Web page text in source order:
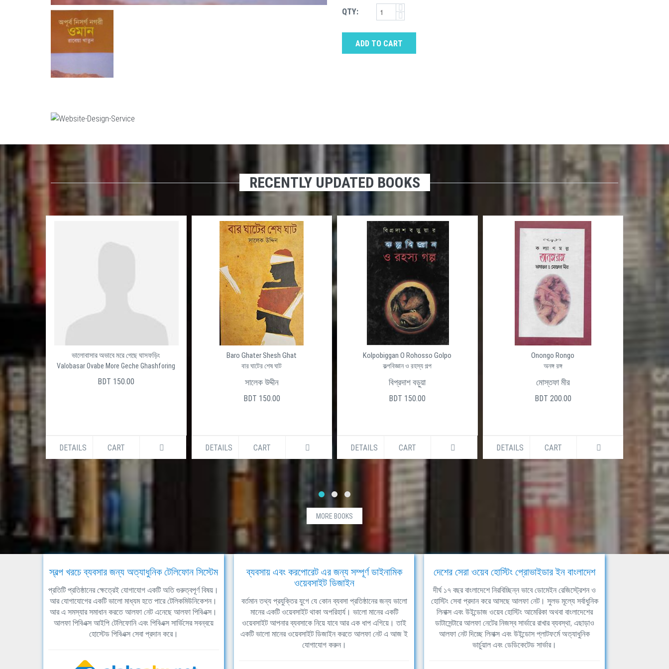
QTY:
ADD TO CART
RECENTLY UPDATED BOOKS
ভালোবাসার অভাবে মরে গেছে ঘাসফড়িং
Valobasar Ovabe More Geche Ghashforing
BDT 150.00
DETAILS CART
Baro Ghater Shesh Ghat
বার ঘাটের শেষ ঘাট
সালেক উদ্দীন
BDT 150.00
DETAILS CART
Kolpobiggan O Rohosso Golpo
কল্পবিজ্ঞান ও রহস্য গল্প
বিপ্রদাশ বড়ুয়া
BDT 150.00
DETAILS CART
Onongo Rongo
অনঙ্গ রঙ্গ
মোস্তফা মীর
BDT 200.00
DETAILS CART DETAILS
MORE BOOKS
স্বল্প খরচে ব্যবসার জন্য অত্যাধুনিক টেলিফোন সিস্টেম
প্রতিটি প্রতিষ্ঠানের ক্ষেত্রেই যোগাযোগ একটি অতি গুরুত্বপূর্ণ বিষয়।
আর যোগাযোগের একটি ভালো মাধ্যম হতে পারে টেলিকমিউনিকেশন।
আর এ সমস্যার সমাধান করতে আলফা নেট এনেছে আলফা পিবিএক্স।
আলফা পিবিএক্স আইপি টেলিফোনি এবং পিবিএক্স সার্ভিসের সবন্বয়ে
হোস্টেড পিবিএক্স সেবা প্রদান করে।
ব্যবসায় এবং করপোরেট এর জন্য সম্পূর্ণ ডাইনামিক
ওয়েবসাইট ডিজাইন
বর্তমান তথ্য প্রযুক্তির যুগে যে কোন ব্যবসা প্রতিষ্ঠানের জন্য ভালো
মানের একটি ওয়েবসাইট থাকা অপরিহার্য। ভালো মানের একটি
ওয়েবসাইট আপনার ব্যবসাকে নিয়ে যাবে আর এক ধাপ এগিয়ে। তাই
একটি ভালো মানের ওয়েবসাইট ডিজাইন করতে আলফা নেট এ আজ ই
যোগাযোগ করুন।
দেশের সেরা ওয়েব হোস্টিং প্রোভাইডার ইন বাংলাদেশ
দীর্ঘ ১৭ বছর বাংলাদেশে নিরবিচ্ছিন্ন ভাবে ডোমেইন রেজিস্ট্রেশন ও
হোস্টিং সেবা প্রদান করে আসছে আলফা নেট। সুলভ মূল্যে সর্বাধুনিক
লিনাক্স এবং উইন্ডোজ ওয়েব হোস্টিং আমেরিকা অথবা বাংলাদেশের
ডাটাসেন্টারে আলফা নেটের নিজস্ব সার্ভারে রাখার ব্যবস্থা, এছাড়াও
আলফা নেট দিচ্ছে লিনাক্স এবং উইন্ডোস প্লাটফর্মে অত্যাধুনিক
ভার্চুয়াল এবং ডেডিকেটেড সার্ভার।